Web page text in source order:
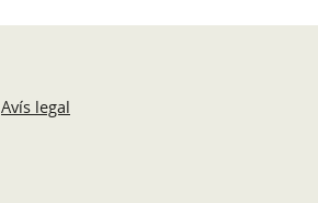
Avís legal